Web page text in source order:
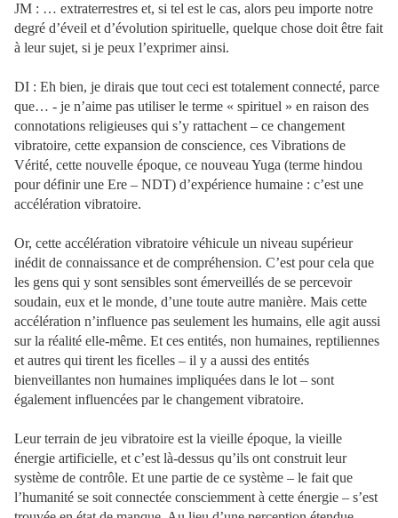
JM : … extraterrestres et, si tel est le cas, alors peu importe notre
degré d’éveil et d’évolution spirituelle, quelque chose doit être fait
à leur sujet, si je peux l’exprimer ainsi.
DI : Eh bien, je dirais que tout ceci est totalement connecté, parce
que… - je n’aime pas utiliser le terme « spirituel » en raison des
connotations religieuses qui s’y rattachent – ce changement
vibratoire, cette expansion de conscience, ces Vibrations de
Vérité, cette nouvelle époque, ce nouveau Yuga (terme hindou
pour définir une Ere – NDT) d’expérience humaine : c’est une
accélération vibratoire.
Or, cette accélération vibratoire véhicule un niveau supérieur
inédit de connaissance et de compréhension. C’est pour cela que
les gens qui y sont sensibles sont émerveillés de se percevoir
soudain, eux et le monde, d’une toute autre manière. Mais cette
accélération n’influence pas seulement les humains, elle agit aussi
sur la réalité elle-même. Et ces entités, non humaines, reptiliennes
et autres qui tirent les ficelles – il y a aussi des entités
bienveillantes non humaines impliquées dans le lot – sont
également influencées par le changement vibratoire.
Leur terrain de jeu vibratoire est la vieille époque, la vieille
énergie artificielle, et c’est là-dessus qu’ils ont construit leur
système de contrôle. Et une partie de ce système – le fait que
l’humanité se soit connectée consciemment à cette énergie – s’est